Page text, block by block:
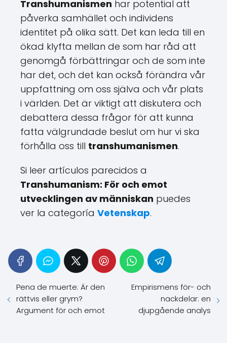
Transhumanismen har potential att
påverka samhället och individens
identitet på olika sätt. Det kan leda till en
ökad klyfta mellan de som har råd att
genomgå förbättringar och de som inte
har det, och det kan också förändra vår
uppfattning om oss själva och vår plats
i världen. Det är viktigt att diskutera och
debattera dessa frågor för att kunna
fatta välgrundade beslut om hur vi ska
förhålla oss till transhumanismen.
Si leer artículos parecidos a
Transhumanism: För och emot
utvecklingen av människan puedes
ver la categoría Vetenskap.
Pena de muerte: Är den
rättvis eller grym?
Argument för och emot
Empirismens för- och
nackdelar: en
djupgående analys